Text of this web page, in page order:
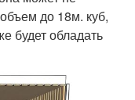
до 18м. куб,
будет обладать